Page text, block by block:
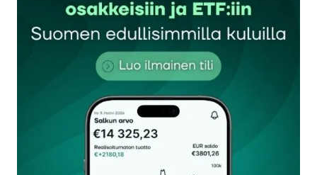
Sähköpostiosoitettasi ei julkaista.Pakolliset
kentät on merkitty*
Kommentti*